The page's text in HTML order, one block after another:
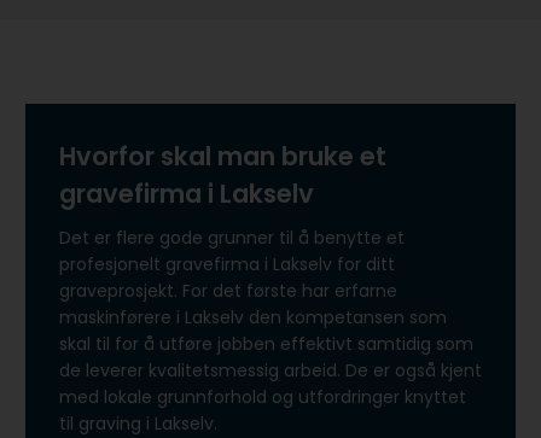
Hvorfor skal man bruke et
gravefirma i Lakselv
Det er flere gode grunner til å benytte et
profesjonelt gravefirma i Lakselv for ditt
graveprosjekt. For det første har erfarne
maskinførere i Lakselv den kompetansen som
skal til for å utføre jobben effektivt samtidig som
de leverer kvalitetsmessig arbeid. De er også kjent
med lokale grunnforhold og utfordringer knyttet
til graving i Lakselv.